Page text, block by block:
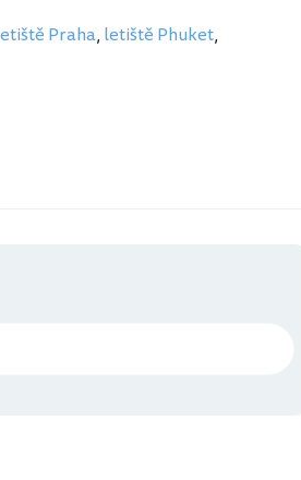
Praha, letiště Phuket,